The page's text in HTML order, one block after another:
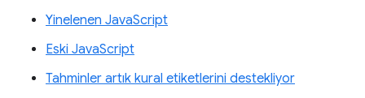
Yinelenen JavaScript
Eski JavaScript
Tahminler artık kural etiketlerini destekliyor